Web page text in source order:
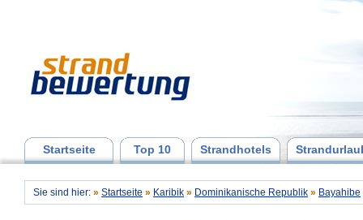
Startseite Top 10 Strandhotels
Sie sind hier: » Startseite » Karibik » Dominikanische Republik » Bayahibe